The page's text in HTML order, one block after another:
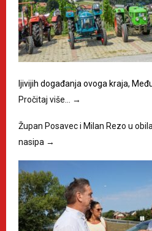
ljivijih događanja ovoga kraja,
Pročitaj više…
→
Župan Posavec i Milan Rezo u
nasipa →